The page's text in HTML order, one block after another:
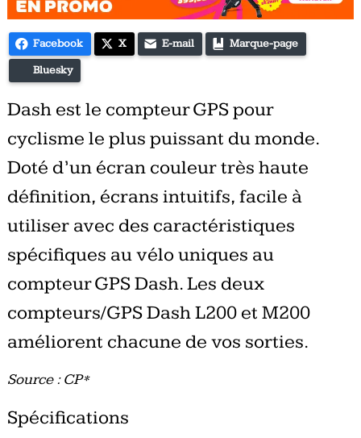
Facebook X E-mail Marque-page
Bluesky
Dash est le compteur GPS pour
cyclisme le plus puissant du monde.
Doté d’un écran couleur très haute
définition, écrans intuitifs, facile à
utiliser avec des caractéristiques
spécifiques au vélo uniques au
compteur GPS Dash. Les deux
compteurs/GPS Dash L200 et M200
améliorent chacune de vos sorties.
Source : CP*
Spécifications